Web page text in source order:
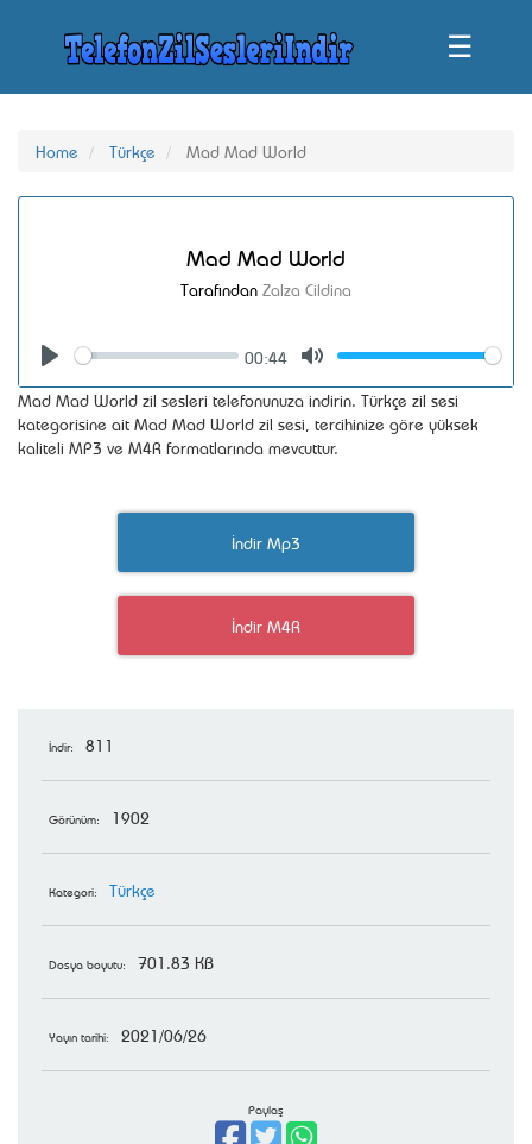
☰
Home Türkçe Mad Mad World
Mad Mad World
Tarafından Zalza Cildina
Seek
00:44
Volume
Mad Mad World zil sesleri telefonunuza indirin. Türkçe zil sesi
kategorisine ait Mad Mad World zil sesi, tercihinize göre yüksek
kaliteli MP3 ve M4R formatlarında mevcuttur.
İndir Mp3
İndir M4R
İndir: 811
Görünüm: 1902
Kategori: Türkçe
Dosya boyutu: 701.83 KB
Yayın tarihi: 2021/06/26
Paylaş